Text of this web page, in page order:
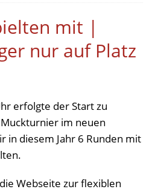
mit |
nur auf Platz
erfolgte der Start zu
im neuen
in diesem Jahr 6 Runden mit
Webseite zur flexiblen